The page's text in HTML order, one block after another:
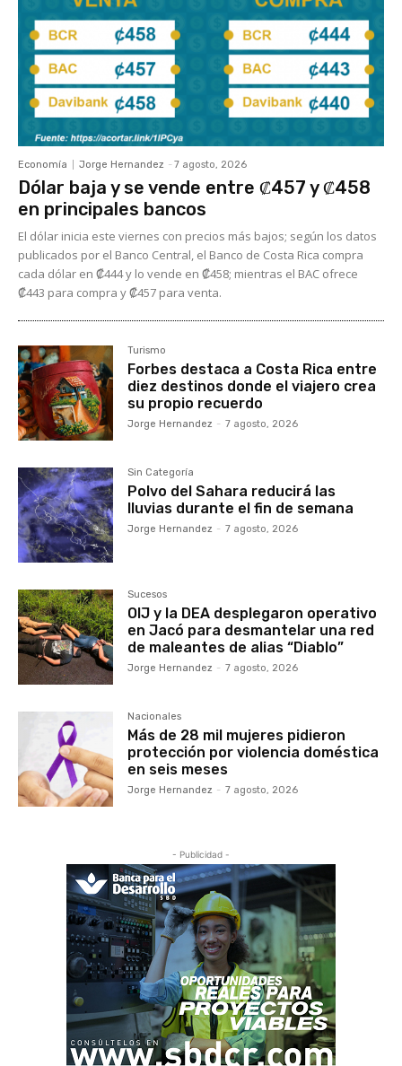
Economía Jorge Hernandez - 7 agosto, 2026
Dólar baja y se vende entre ₡457 y ₡458
en principales bancos
El dólar inicia este viernes con precios más bajos; según los datos
publicados por el Banco Central, el Banco de Costa Rica compra
cada dólar en ₡444 y lo vende en ₡458; mientras el BAC ofrece
₡443 para compra y ₡457 para venta.
Turismo
Forbes destaca a Costa Rica entre
diez destinos donde el viajero crea
su propio recuerdo
Jorge Hernandez - 7 agosto, 2026
Sin Categoría
Polvo del Sahara reducirá las
lluvias durante el fin de semana
Jorge Hernandez - 7 agosto, 2026
Sucesos
OIJ y la DEA desplegaron operativo
en Jacó para desmantelar una red
de maleantes de alias “Diablo”
Jorge Hernandez - 7 agosto, 2026
Nacionales
Más de 28 mil mujeres pidieron
protección por violencia doméstica
en seis meses
Jorge Hernandez - 7 agosto, 2026
- Publicidad -